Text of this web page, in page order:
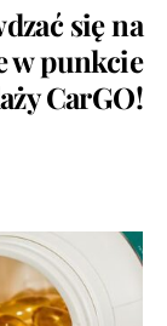
się na
w punkcie
CarGO!